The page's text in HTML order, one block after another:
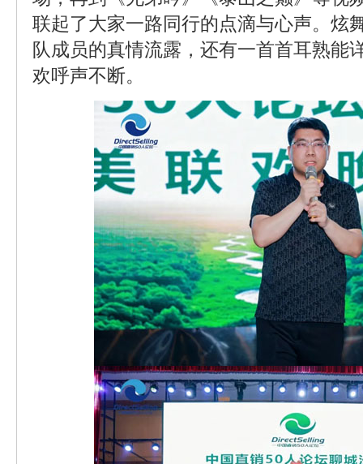
联起了大家一路同行的点滴与心声。炫
队成员的真情流露，还有一首首耳熟能
欢呼声不断。